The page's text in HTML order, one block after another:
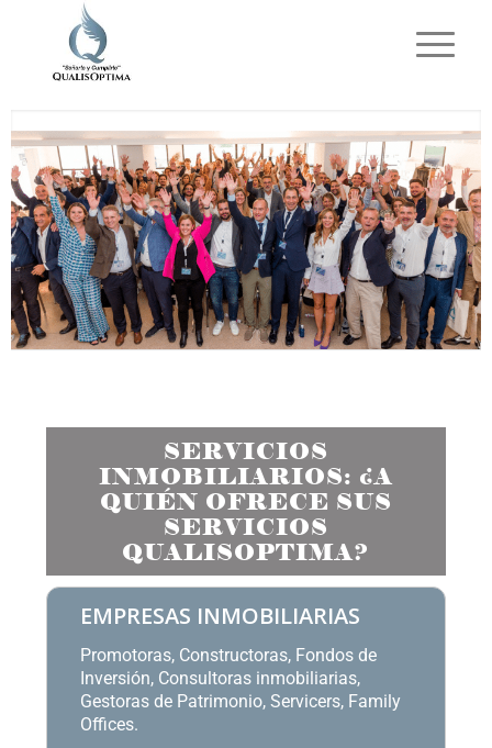
SERVICIOS
INMOBILIARIOS: ¿A
QUIÉN OFRECE SUS
SERVICIOS
QUALISOPTIMA?
EMPRESAS INMOBILIARIAS
Promotoras, Constructoras, Fondos de
Inversión, Consultoras inmobiliarias,
Gestoras de Patrimonio, Servicers, Family
Offices.